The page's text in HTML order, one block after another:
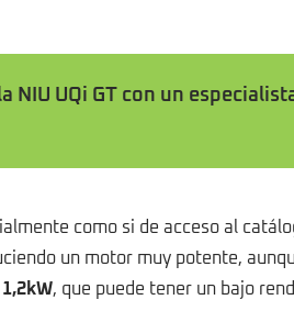
NIU UQi GT con un
como si de acceso al
un motor muy potente,
, que puede tener un bajo